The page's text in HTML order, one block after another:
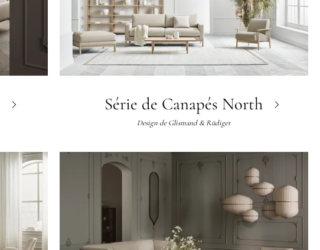
Série de Canapés North
Design deGlismand & Rüdiger